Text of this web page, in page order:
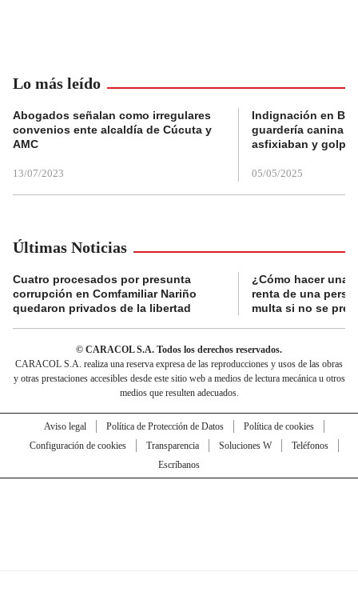
Lo más leído
Abogados señalan como irregulares
convenios ente alcaldía de Cúcuta y
AMC
13/07/2023
Indignación en
guardería canina
asfixiaban y
05/05/2025
Últimas Noticias
Cuatro procesados por presunta
corrupción en Comfamiliar Nariño
quedaron privados de la libertad
¿Cómo hacer una
renta de una
multa si no se
© CARACOL S.A. Todos los derechos reservados.
CARACOL S.A. realiza una reserva expresa de las reproducciones y usos de las obras
y otras prestaciones accesibles desde este sitio web a medios de lectura mecánica u otros
medios que resulten adecuados.
Aviso legal Política de Protección de Datos
Política de cookies
Configuración de cookies
Transparencia Soluciones W
Teléfonos
Escríbanos